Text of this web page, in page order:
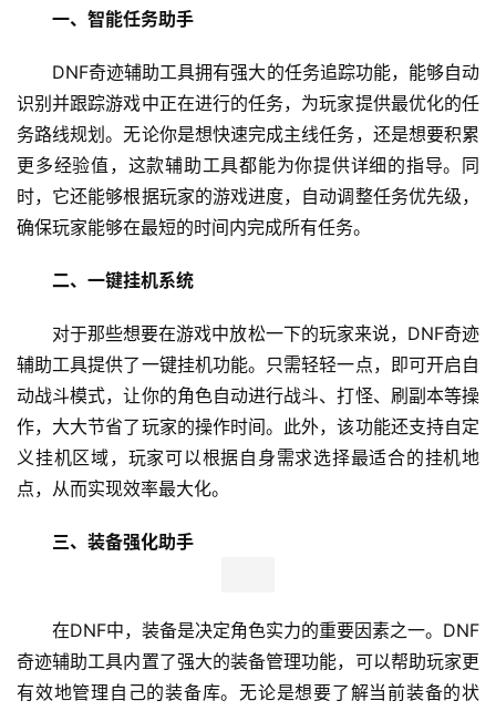
一、智能任务助手
DNF奇迹辅助工具拥有强大的任务追踪功能，能够自动
识别并跟踪游戏中正在进行的任务，为玩家提供最优化的任
务路线规划。无论你是想快速完成主线任务，还是想要积累
更多经验值，这款辅助工具都能为你提供详细的指导。同
时，它还能够根据玩家的游戏进度，自动调整任务优先级，
确保玩家能够在最短的时间内完成所有任务。
二、一键挂机系统
对于那些想要在游戏中放松一下的玩家来说，DNF奇迹
辅助工具提供了一键挂机功能。只需轻轻一点，即可开启自
动战斗模式，让你的角色自动进行战斗、打怪、刷副本等操
作，大大节省了玩家的操作时间。此外，该功能还支持自定
义挂机区域，玩家可以根据自身需求选择最适合的挂机地
点，从而实现效率最大化。
三、装备强化助手
在DNF中，装备是决定角色实力的重要因素之一。DNF
奇迹辅助工具内置了强大的装备管理功能，可以帮助玩家更
有效地管理自己的装备库。无论是想要了解当前装备的状